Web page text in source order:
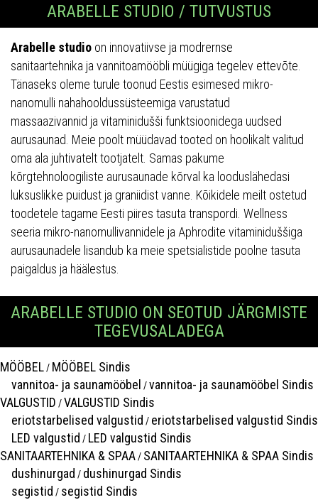
ARABELLE STUDIO / TUTVUSTUS
Arabelle studio on innovatiivse ja modrernse
sanitaartehnika ja vannitoamööbli müügiga tegelev ettevõte.
Tänaseks oleme turule toonud Eestis esimesed mikro-
nanomulli nahahooldussüsteemiga varustatud
massaazivannid ja vitaminidušši funktsioonidega uudsed
aurusaunad. Meie poolt müüdavad tooted on hoolikalt valitud
oma ala juhtivatelt tootjatelt. Samas pakume
kõrgtehnoloogiliste aurusaunade kõrval ka looduslähedasi
luksuslikke puidust ja graniidist vanne. Kõikidele meilt ostetud
toodetele tagame Eesti piires tasuta transpordi. Wellness
seeria mikro-nanomullivannidele ja Aphrodite vitaminiduššiga
aurusaunadele lisandub ka meie spetsialistide poolne tasuta
paigaldus ja häälestus.
ARABELLE STUDIO ON SEOTUD JÄRGMISTE
TEGEVUSALADEGA
MÖÖBEL/ MÖÖBEL Sindis
vannitoa- ja saunamööbel /vannitoa- ja saunamööbel Sindis
VALGUSTID /VALGUSTID Sindis
eriotstarbelised valgustid / eriotstarbelised valgustid Sindis
LED valgustid / LED valgustid Sindis
SANITAARTEHNIKA & SPAA/ SANITAARTEHNIKA & SPAA Sindis
dushinurgad / dushinurgad Sindis
segistid / segistid Sindis